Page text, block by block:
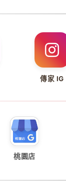
傳家 IG
桃園店